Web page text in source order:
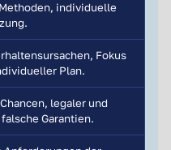
individuelle
Fokus
Plan.
legaler und
Garantien.